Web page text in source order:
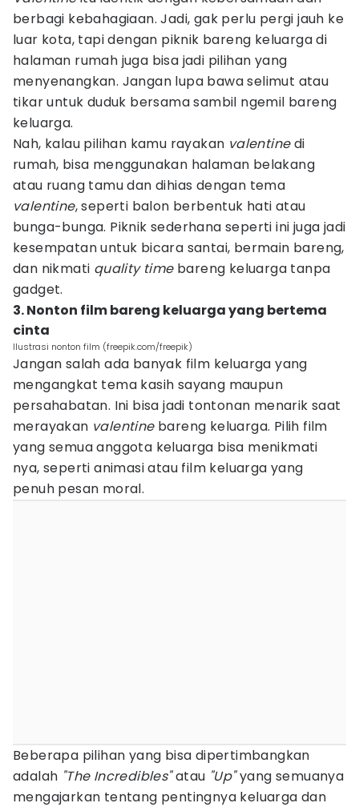
berbagi kebahagiaan. Jadi, gak perlu pergi jauh ke
luar kota, tapi dengan piknik bareng keluarga di
halaman rumah juga bisa jadi pilihan yang
menyenangkan. Jangan lupa bawa selimut atau
tikar untuk duduk bersama sambil ngemil bareng
keluarga.
Nah, kalau pilihan kamu rayakan valentinedi
rumah, bisa menggunakan halaman belakang
atau ruang tamu dan dihias dengan tema
valentine, seperti balon berbentuk hati atau
bunga-bunga. Piknik sederhana seperti ini juga jadi
kesempatan untuk bicara santai, bermain bareng,
dan nikmati quality timebareng keluarga tanpa
gadget.
3. Nonton film bareng keluarga yang bertema
cinta
Ilustrasi nonton film (freepik.com/freepik)
Jangan salah ada banyak film keluarga yang
mengangkat tema kasih sayang maupun
persahabatan. Ini bisa jadi tontonan menarik saat
merayakan valentinebareng keluarga. Pilih film
yang semua anggota keluarga bisa menikmati
nya, seperti animasi atau film keluarga yang
penuh pesan moral.
Beberapa pilihan yang bisa dipertimbangkan
adalah "The Incredibles"atau "Up"yang semuanya
mengajarkan tentang pentingnya keluarga dan